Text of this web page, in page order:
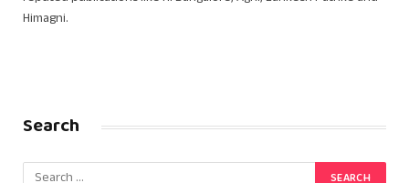
Himagni.
Search